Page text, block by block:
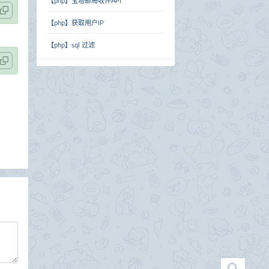
【php】获取用户IP
【php】sql 过滤